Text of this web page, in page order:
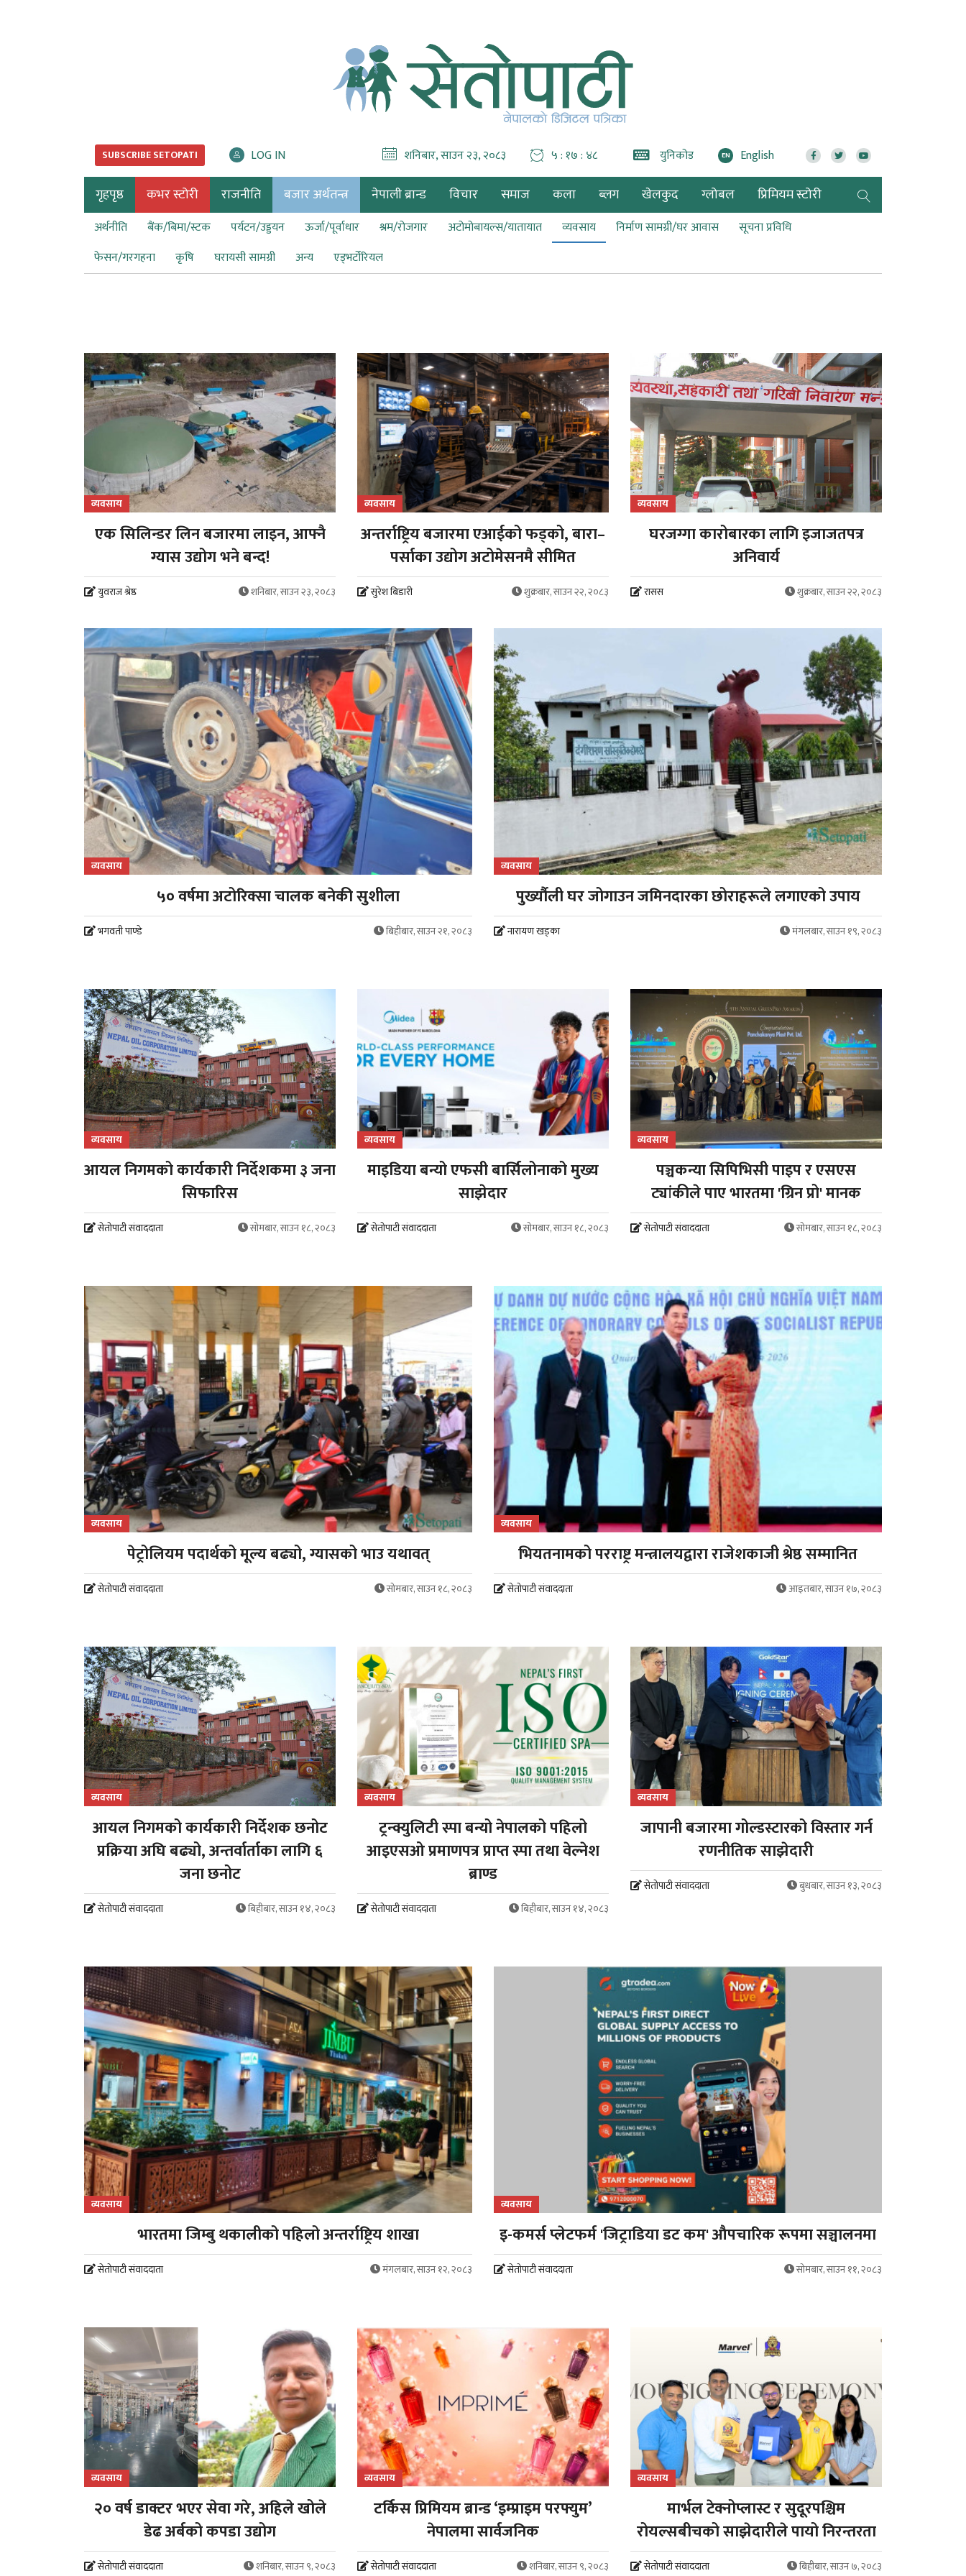
SUBSCRIBE SETOPATI LOG IN शनिबार, साउन २३, २०८३ ५ : १७ : ५० युनिकोड EN English
गृहपृष्ठ कभर स्टोरी राजनीति बजार अर्थतन्त्र नेपाली ब्रान्ड विचार समाज कला ब्लग खेलकुद ग्लोबल प्रिमियम स्टोरी
अर्थनीति बैंक/बिमा/स्टक पर्यटन/उड्डयन ऊर्जा/पूर्वाधार श्रम/रोजगार अटोमोबायल्स/यातायात व्यवसाय निर्माण सामग्री/घर आवास
सूचना प्रविधि
फेसन/गरगहना
कृषि घरायसी सामग्री अन्य एड्भर्टोरियल
व्यवसाय
एक सिलिन्डर लिन बजारमा लाइन, आफ्नै
ग्यास उद्योग भने बन्द!
युवराज श्रेष्ठ शनिबार, साउन २३, २०८३
व्यवसाय
अन्तर्राष्ट्रिय बजारमा एआईको फड्को, बारा–
पर्साका उद्योग अटोमेसनमै सीमित
सुरेश बिडारी शुक्रबार, साउन २२, २०८३
व्यवसाय
घरजग्गा कारोबारका लागि इजाजतपत्र
अनिवार्य
रासस शुक्रबार, साउन २२, २०८३
व्यवसाय
५० वर्षमा अटोरिक्सा चालक बनेकी सुशीला
भगवती पाण्डे बिहीबार, साउन २१, २०८३
व्यवसाय
पुर्ख्यौली घर जोगाउन जमिनदारका छोराहरूले लगाएको उपाय
नारायण खड्का मंगलबार, साउन १९, २०८३
व्यवसाय
आयल निगमको कार्यकारी निर्देशकमा ३ जना
सिफारिस
सेतोपाटी संवाददाता सोमबार, साउन १८, २०८३
व्यवसाय
माइडिया बन्यो एफसी बार्सिलोनाको मुख्य
साझेदार
सेतोपाटी संवाददाता सोमबार, साउन १८, २०८३
व्यवसाय
पञ्चकन्या सिपिभिसी पाइप र एसएस
ट्यांकीले पाए भारतमा 'ग्रिन प्रो' मानक
सेतोपाटी संवाददाता सोमबार, साउन १८, २०८३
व्यवसाय
पेट्रोलियम पदार्थको मूल्य बढ्यो, ग्यासको भाउ यथावत्
सेतोपाटी संवाददाता सोमबार, साउन १८, २०८३
व्यवसाय
भियतनामको परराष्ट्र मन्त्रालयद्वारा राजेशकाजी श्रेष्ठ सम्मानित
सेतोपाटी संवाददाता आइतबार, साउन १७, २०८३
व्यवसाय
आयल निगमको कार्यकारी निर्देशक छनोट
प्रक्रिया अघि बढ्यो, अन्तर्वार्ताका लागि ६
जना छनोट
सेतोपाटी संवाददाता बिहीबार, साउन १४, २०८३
व्यवसाय
ट्रन्क्युलिटी स्पा बन्यो नेपालको पहिलो
आइएसओ प्रमाणपत्र प्राप्त स्पा तथा वेल्नेश
ब्राण्ड
सेतोपाटी संवाददाता बिहीबार, साउन १४, २०८३
व्यवसाय
जापानी बजारमा गोल्डस्टारको विस्तार गर्न
रणनीतिक साझेदारी
सेतोपाटी संवाददाता बुधबार, साउन १३, २०८३
व्यवसाय
भारतमा जिम्बु थकालीको पहिलो अन्तर्राष्ट्रिय शाखा
सेतोपाटी संवाददाता मंगलबार, साउन १२, २०८३
व्यवसाय
इ-कमर्स प्लेटफर्म 'जिट्राडिया डट कम' औपचारिक रूपमा सञ्चालनमा
सेतोपाटी संवाददाता सोमबार, साउन ११, २०८३
व्यवसाय
२० वर्ष डाक्टर भएर सेवा गरे, अहिले खोले
डेढ अर्बको कपडा उद्योग
सेतोपाटी संवाददाता शनिबार, साउन ९, २०८३
व्यवसाय
टर्किस प्रिमियम ब्रान्ड ‘इम्प्राइम परफ्युम’
नेपालमा सार्वजनिक
सेतोपाटी संवाददाता शनिबार, साउन ९, २०८३
व्यवसाय
मार्भल टेक्नोप्लास्ट र सुदूरपश्चिम
रोयल्सबीचको साझेदारीले पायो निरन्तरता
सेतोपाटी संवाददाता बिहीबार, साउन ७, २०८३